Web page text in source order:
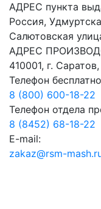
АДРЕС пункта
Россия,
Салютовская
АДРЕС
410001, г.
Телефон
8 (800) 600-18-22
Телефон отдела
8 (8452) 68-18-22
E-mail:
zakaz@rsm-